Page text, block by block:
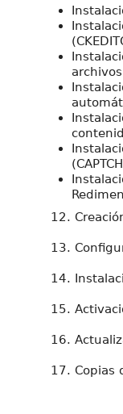
12.
13.
14.
15.
16.
17. Copias